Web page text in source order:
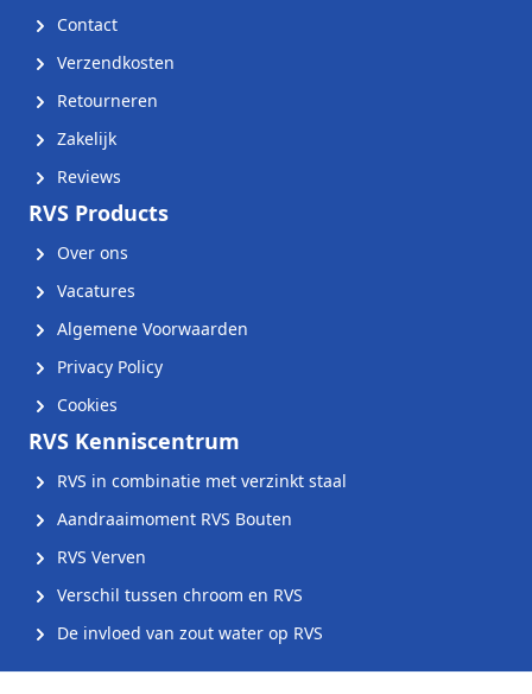
Contact
Verzendkosten
Retourneren
Zakelijk
Reviews
RVS Products
Over ons
Vacatures
Algemene Voorwaarden
Privacy Policy
Cookies
RVS Kenniscentrum
RVS in combinatie met verzinkt staal
Aandraaimoment RVS Bouten
RVS Verven
Verschil tussen chroom en RVS
De invloed van zout water op RVS